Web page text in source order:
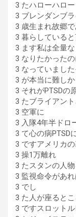
3 たハローハロー
3 ブレンダンブ
3 歳生まれ故郷
3 暮らしている
3 ます私は全量
3 なりたかった
3 なっていまし
3 が本当に難し
3 それがPTSDの
3 たブライアン
3 空軍に
3 入隊4年半ドロ
3 て心の病PTSD
3 ですアメリカ
3 操1万離れ
3 たスタンの人
3 監視命令があ
3 でし
3 た人が座ると
3 ですスロット